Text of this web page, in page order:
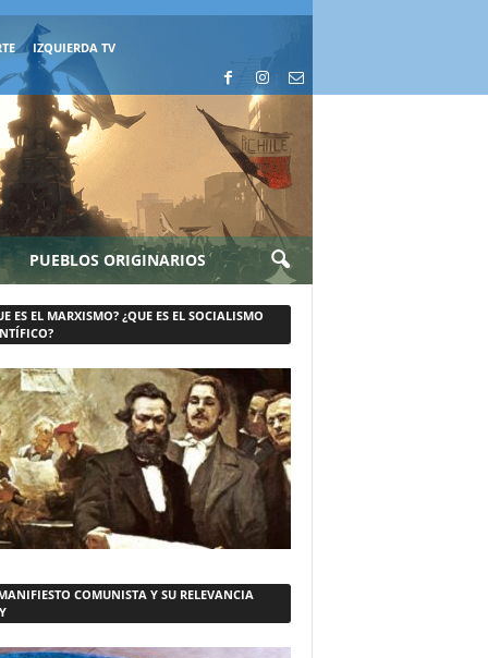
IZQUIERDA TV
PUEBLOS ORIGINARIOS
ES EL MARXISMO? ¿QUE ES EL SOCIALISMO
COMUNISTA Y SU RELEVANCIA